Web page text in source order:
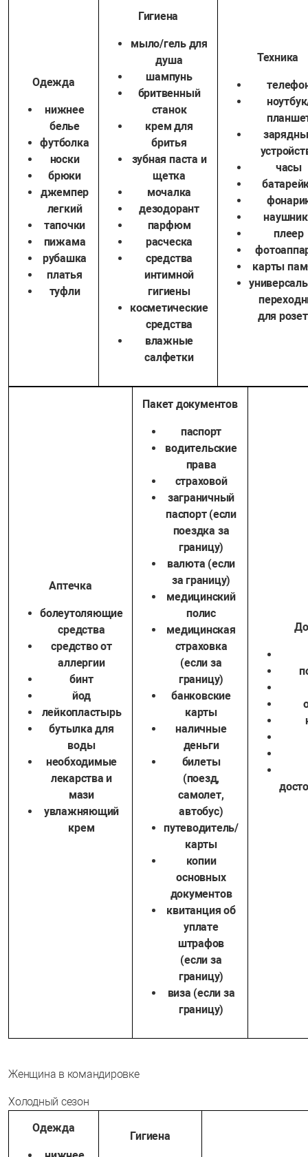
Одежда
нижнее
белье
футболка
носки
брюки
джемпер
легкий
тапочки
пижама
рубашка
платья
туфли
Гигиена
мыло/гель для
душа
шампунь
бритвенный
станок
крем для
бритья
зубная паста и
щетка
мочалка
дезодорант
парфюм
расческа
средства
интимной
гигиены
косметические
средства
влажные
салфетки
Техника
часы
плеер
карты
для
Аптечка
болеутоляющие
средства
средство от
аллергии
бинт
йод
лейкопластырь
бутылка для
воды
необходимые
лекарства и
мази
увлажняющий
крем
Пакет документов
паспорт
водительские
права
страховой
заграничный
паспорт (если
поездка за
границу)
валюта (если
за границу)
медицинский
полис
медицинская
страховка
(если за
границу)
банковские
карты
наличные
деньги
билеты
(поезд,
самолет,
автобус)
путеводитель/
карты
копии
основных
документов
квитанция об
уплате
штрафов
(если за
границу)
виза (если за
границу)
Женщина в командировке
Холодный сезон
Одежда
Гигиена